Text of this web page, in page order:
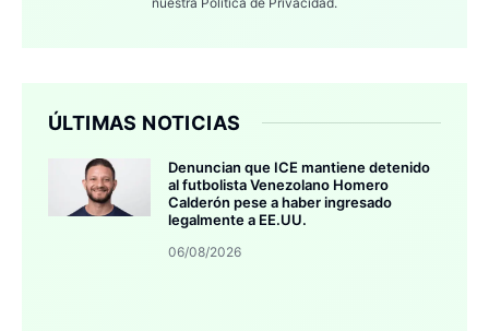
ÚLTIMAS NOTICIAS
Denuncian que ICE mantiene detenido
al futbolista Venezolano Homero
Calderón pese a haber ingresado
legalmente a EE.UU.
06/08/2026